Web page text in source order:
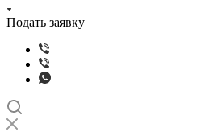
Подать заявку